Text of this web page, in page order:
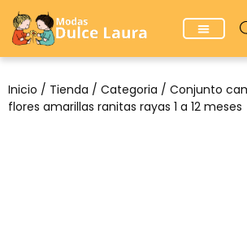
Inicio / Tienda / Categoria / Conjunto
flores amarillas ranitas rayas 1 a 12 meses